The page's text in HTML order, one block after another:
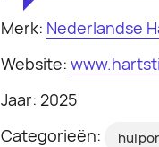
Merk: Nederlandse
Website:
Jaar: 2025
Categorieën: